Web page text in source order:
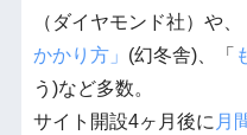
（ダイヤモンド社）や、
かかり方」 (幻冬舎)、「
う)など多数。
サイト開設4ヶ月後に 月